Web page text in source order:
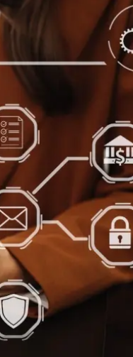
bij hun
tot het